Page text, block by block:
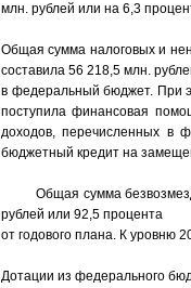
млн. рублей или на 6,3
Общая сумма налоговых и
составила 56 218,5 млн.
в федеральный бюджет. При
поступила финансовая
доходов, перечисленных в
бюджетный кредит на
Общая сумма
рублей или 92,5 процента
от годового плана. К уровню
Дотации из федерального